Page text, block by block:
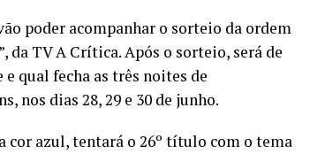
poder acompanhar o sorteio da ordem
da TV A Crítica. Após o sorteio, será de
qual fecha as três noites de
nos dias 28, 29 e 30 de junho.
cor azul, tentará o 26º título com o tema